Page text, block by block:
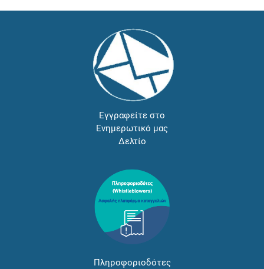
Εγγραφείτε στο
Ενημερωτικό μας
Δελτίο
Πληροφοριοδότες